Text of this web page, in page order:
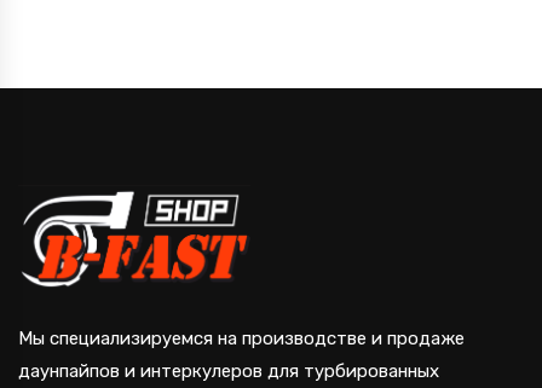
Мы специализируемся на производстве и продаже
даунпайпов и интеркулеров для турбированных